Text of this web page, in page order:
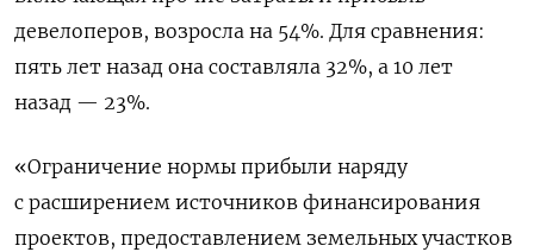
девелоперов, возросла на 54%. Для сравнения:
пять лет назад она составляла 32%, а 10 лет
назад — 23%.
«Ограничение нормы прибыли наряду
с расширением источников финансирования
проектов, предоставлением земельных участков